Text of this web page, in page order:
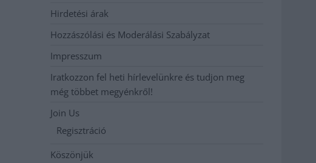
Hirdetési árak
Hozzászólási és Moderálási Szabályzat
Impresszum
Iratkozzon fel heti hírlevelünkre és tudjon meg
még többet megyénkről!
Join Us
Regisztráció
Köszönjük